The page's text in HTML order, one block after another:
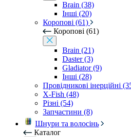
Brain (38)
Інші (20)
Коропові (61)
Коропові (61)
Brain (21)
Daster (3)
Gladiator (9)
Інші (28)
Провідникові інерційні
X-Fish (48)
Різні (54)
Запчастини (8)
Шнури та волосінь
Каталог